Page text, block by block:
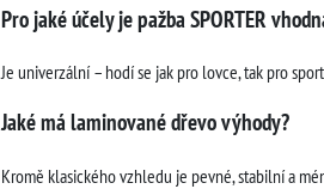
Pro jaké účely je pažba SPORTER
Je univerzální – hodí se jak pro lovce, tak pro
Jaké má laminované dřevo výhody?
Kromě klasického vzhledu je pevné, stabilní a